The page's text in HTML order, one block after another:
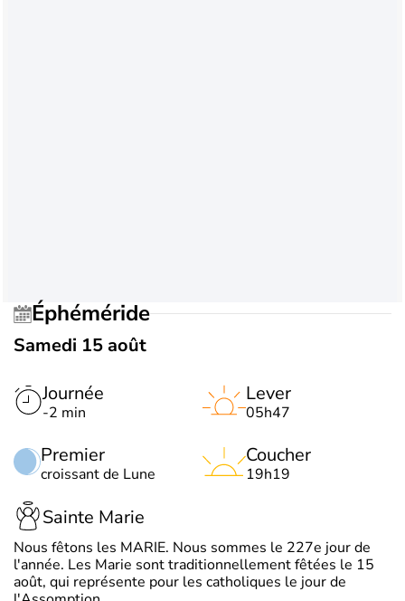
Éphéméride
Samedi 15 août
Journée
-2 min
Premier
croissant de Lune
Lever
05h47
Coucher
19h19
Sainte Marie
Nous fêtons les MARIE. Nous sommes le 227e jour de
l'année. Les Marie sont traditionnellement fêtées le 15
août, qui représente pour les catholiques le jour de